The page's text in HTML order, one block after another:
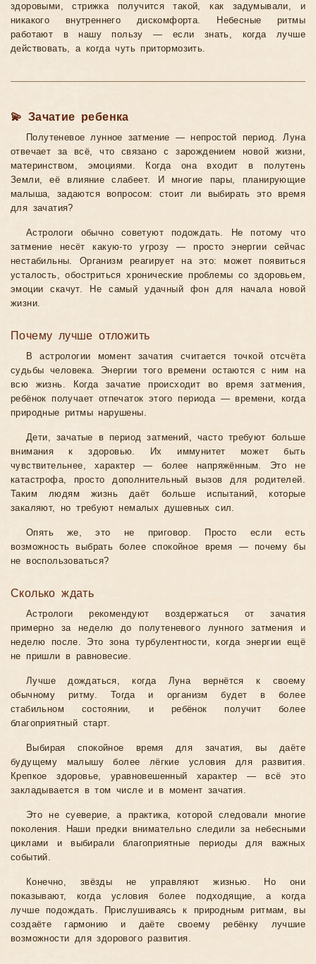
здоровыми, стрижка получится такой, как задумывали, и
никакого внутреннего дискомфорта. Небесные ритмы
работают в нашу пользу — если знать, когда лучше
действовать, а когда чуть притормозить.
💫 Зачатие ребенка
Полутеневое лунное затмение — непростой период. Луна
отвечает за всё, что связано с зарождением новой жизни,
материнством, эмоциями. Когда она входит в полутень
Земли, её влияние слабеет. И многие пары, планирующие
малыша, задаются вопросом: стоит ли выбирать это время
для зачатия?
Астрологи обычно советуют подождать. Не потому что
затмение несёт какую-то угрозу — просто энергии сейчас
нестабильны. Организм реагирует на это: может появиться
усталость, обостриться хронические проблемы со здоровьем,
эмоции скачут. Не самый удачный фон для начала новой
жизни.
Почему лучше отложить
В астрологии момент зачатия считается точкой отсчёта
судьбы человека. Энергии того времени остаются с ним на
всю жизнь. Когда зачатие происходит во время затмения,
ребёнок получает отпечаток этого периода — времени, когда
природные ритмы нарушены.
Дети, зачатые в период затмений, часто требуют больше
внимания к здоровью. Их иммунитет может быть
чувствительнее, характер — более напряжённым. Это не
катастрофа, просто дополнительный вызов для родителей.
Таким людям жизнь даёт больше испытаний, которые
закаляют, но требуют немалых душевных сил.
Опять же, это не приговор. Просто если есть
возможность выбрать более спокойное время — почему бы
не воспользоваться?
Сколько ждать
Астрологи рекомендуют воздержаться от зачатия
примерно за неделю до полутеневого лунного затмения и
неделю после. Это зона турбулентности, когда энергии ещё
не пришли в равновесие.
Лучше дождаться, когда Луна вернётся к своему
обычному ритму. Тогда и организм будет в более
стабильном состоянии, и ребёнок получит более
благоприятный старт.
Выбирая спокойное время для зачатия, вы даёте
будущему малышу более лёгкие условия для развития.
Крепкое здоровье, уравновешенный характер — всё это
закладывается в том числе и в момент зачатия.
Это не суеверие, а практика, которой следовали многие
поколения. Наши предки внимательно следили за небесными
циклами и выбирали благоприятные периоды для важных
событий.
Конечно, звёзды не управляют жизнью. Но они
показывают, когда условия более подходящие, а когда
лучше подождать. Прислушиваясь к природным ритмам, вы
создаёте гармонию и даёте своему ребёнку лучшие
возможности для здорового развития.